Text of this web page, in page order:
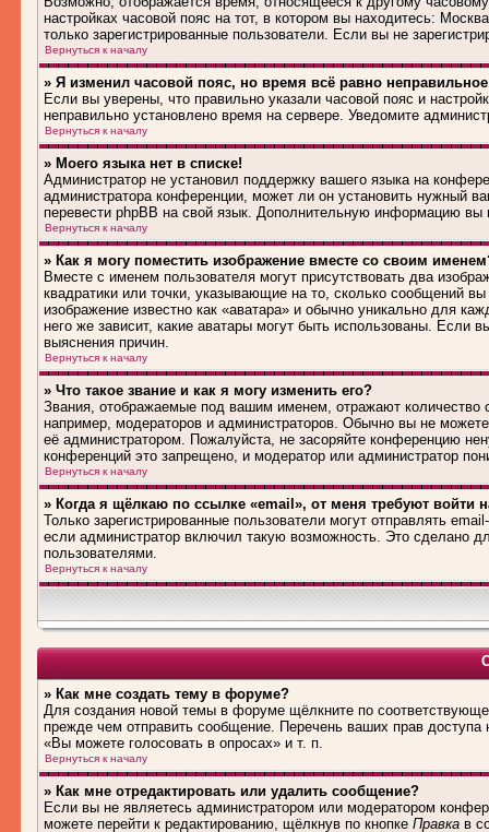
настройках часовой пояс на тот, в котором вы находитесь:
только зарегистрированные пользователи. Если вы не
Вернуться к началу
» Я изменил часовой пояс, но время всё равно
Если вы уверены, что правильно указали часовой пояс и
неправильно установлено время на сервере. Уведомите
Вернуться к началу
» Моего языка нет в списке!
Администратор не установил поддержку вашего языка на
администратора конференции, может ли он установить нужный
перевести phpBB на свой язык. Дополнительную информацию вы
Вернуться к началу
» Как я могу поместить изображение вместе со своим
Вместе с именем пользователя могут присутствовать два
квадратики или точки, указывающие на то, сколько сообщений
изображение известно как «аватара» и обычно уникально для
него же зависит, какие аватары могут быть использованы. Если
выяснения причин.
Вернуться к началу
» Что такое звание и как я могу изменить его?
Звания, отображаемые под вашим именем, отражают
например, модераторов и администраторов. Обычно вы не
её администратором. Пожалуйста, не засоряйте конференцию
конференций это запрещено, и модератор или администратор
Вернуться к началу
» Когда я щёлкаю по ссылке «email», от меня требуют войти
Только зарегистрированные пользователи могут отправлять
если администратор включил такую возможность. Это сделано
пользователями.
Вернуться к началу
» Как мне создать тему в форуме?
Для создания новой темы в форуме щёлкните по
прежде чем отправить сообщение. Перечень ваших прав
«Вы можете голосовать в опросах» и т. п.
Вернуться к началу
» Как мне отредактировать или удалить сообщение?
Если вы не являетесь администратором или модератором
можете перейти к редактированию, щёлкнув по кнопке Правка в